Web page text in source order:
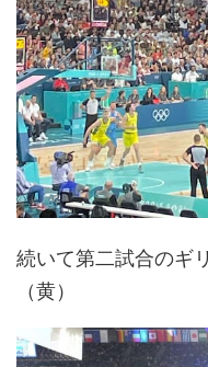
続いて第二試合のギ
（黄）